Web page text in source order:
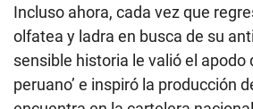
Incluso ahora, cada vez que
olfatea y ladra en busca de su
sensible historia le valió el apodo
peruano’ e inspiró la producción